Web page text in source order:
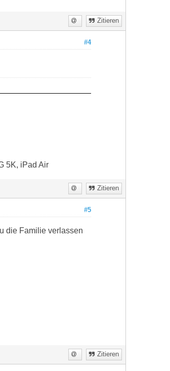
Zitieren
#4
5K, iPad Air
Zitieren
#5
die Familie verlassen
Zitieren